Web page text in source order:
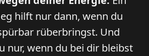
hilft nur dann, wenn du
rüberbringst. Und
nur, wenn du bei dir bleibst